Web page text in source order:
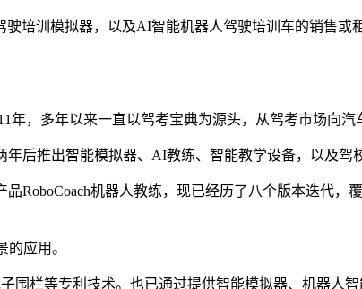
培训模拟器，以及AI智能机器人驾驶培训车的销售或
多年以来一直以驾考宝典为源头，从驾考市场向汽
后推出智能模拟器、AI教练、智能教学设备，以及驾
RoboCoach机器人教练，现已经历了八个版本迭代，
应用。
栏等专利技术。也已通过提供智能模拟器、机器人